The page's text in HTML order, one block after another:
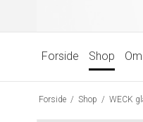
Forside Shop
Forside / Shop / WECK